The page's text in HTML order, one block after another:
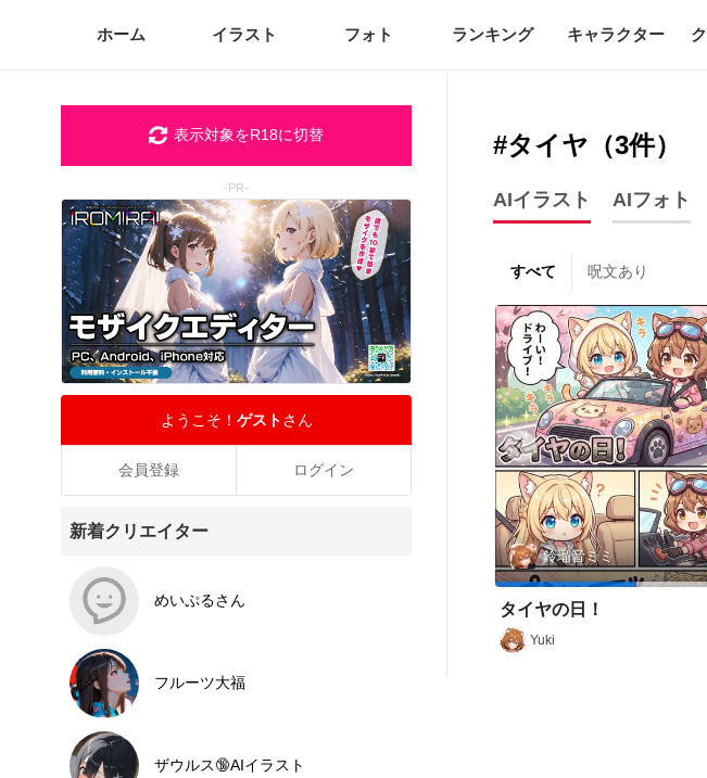
ホーム イラスト フォト ランキング キャラクター
#タイヤ（3件）
AIイラスト AIフォト
すべて 呪文あり
鈴瑠音ミミ
タイヤの日！
Yuki
表示対象をR18に切替
-PR-
ようこそ！ ゲストさん
会員登録 ログイン
新着クリエイター
めいぷるさん
フルーツ大福
ザウルス🔞AIイラスト